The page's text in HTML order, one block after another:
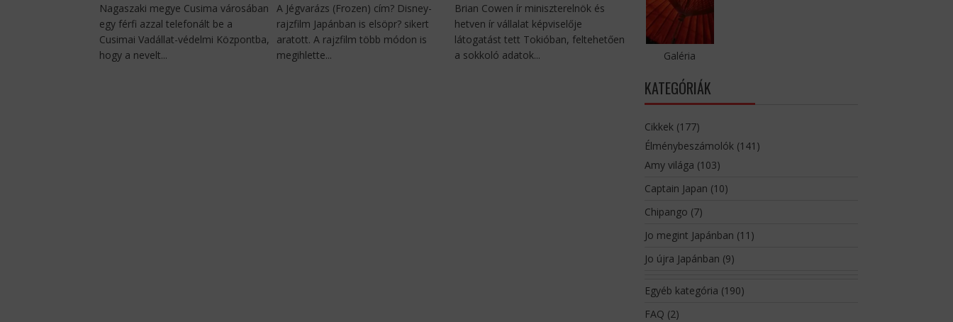
Nagaszaki megye Cusima városában
egy férfi azzal telefonált be a
Cusimai Vadállat-védelmi Központba,
hogy a nevelt...
A Jégvarázs (Frozen) cím? Disney-
rajzfilm Japánban is elsöpr? sikert
aratott. A rajzfilm több módon is
megihlette...
Brian Cowen ír miniszterelnök és
hetven ír vállalat képviselője
látogatást tett Tokióban, feltehetően
a sokkoló adatok...
Galéria
KATEGÓRIÁK
Cikkek(177)
Élménybeszámolók(141)
Amy világa (103)
Captain Japan (10)
Chipango (7)
Jo megint Japánban (11)
Jo újra Japánban (9)
Egyéb kategória (190)
FAQ (2)